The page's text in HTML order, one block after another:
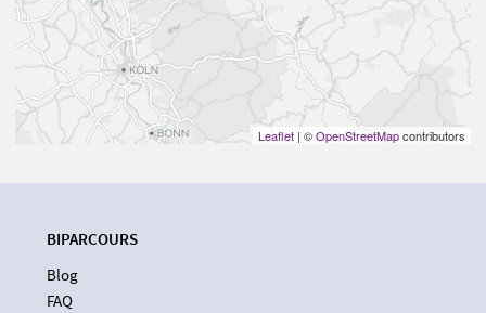
Leaflet | ©OpenStreetMapcontributors
BIPARCOURS
Blog
FAQ